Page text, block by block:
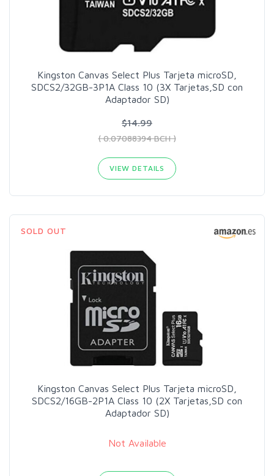
Kingston Canvas Select Plus Tarjeta microSD,
SDCS2/32GB-3P1A Class 10 (3X Tarjetas,SD con
Adaptador SD)
$14.99
( 0.07088394 BCH )
VIEW DETAILS
SOLD OUT
Kingston Canvas Select Plus Tarjeta microSD,
SDCS2/16GB-2P1A Class 10 (2X Tarjetas,SD con
Adaptador SD)
Not Available